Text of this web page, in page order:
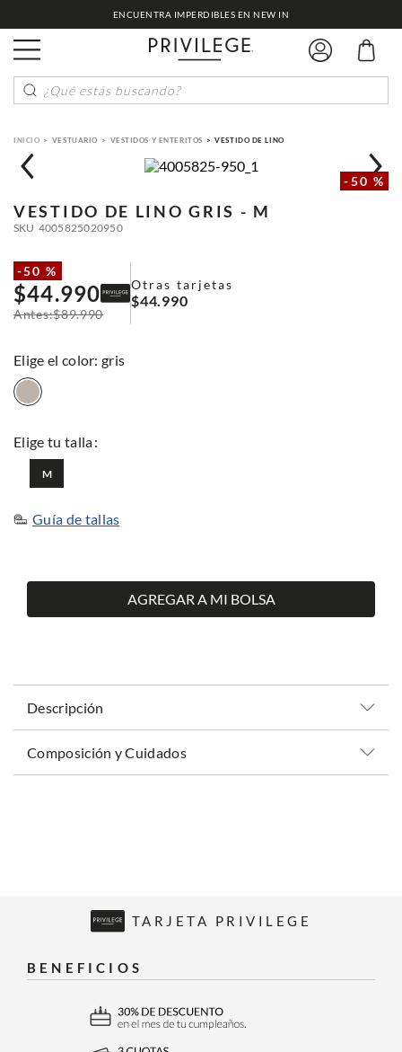
ENCUENTRA IMPERDIBLES EN NEW IN
¿Qué estás buscando?
VESTUARIO VESTIDOS Y ENTERITOS VESTIDO DE LINO
-50 %
VESTIDO DE LINO GRIS - M
SKU 4005825020950
-50 %
$44.990
$89.990
Otras tarjetas
$44.990
: gris
M
Guía de tallas
AGREGAR A MI BOLSA
Descripción
Composición y Cuidados
TARJETA PRIVILEGE
BENEFICIOS